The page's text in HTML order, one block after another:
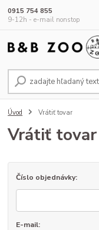
0915 754 855
9-12h - e-mail nonstop
Úvod Vrátiť tovar
Vrátiť tovar
Číslo objednávky:
E-mail: